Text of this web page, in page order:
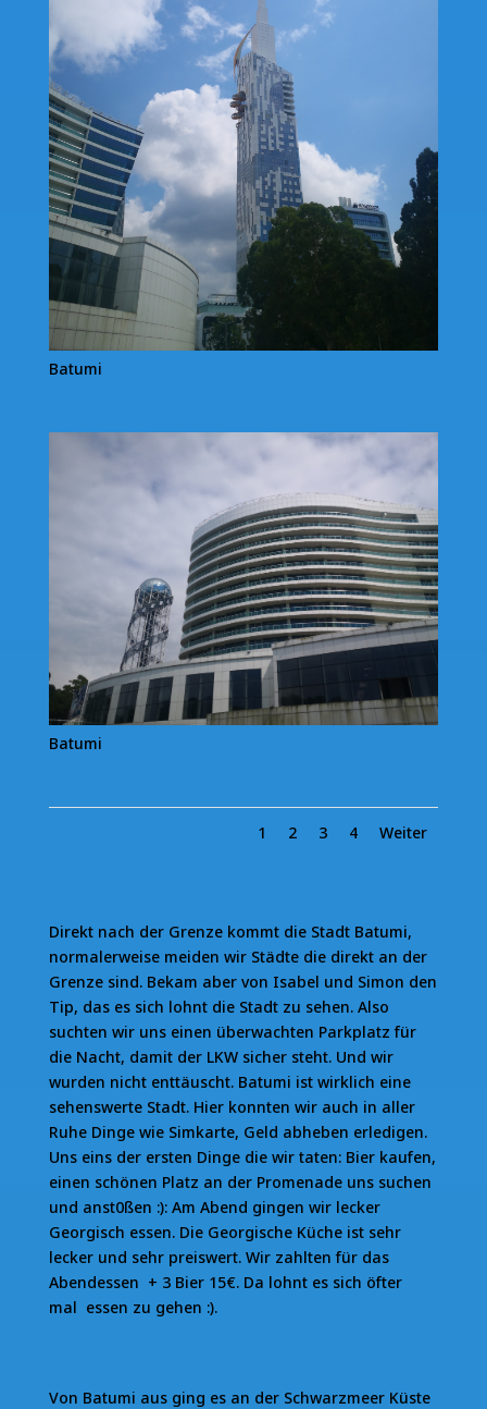
Batumi
Batumi
1 2 3 4 Weiter
Direkt nach der Grenze kommt die Stadt Batumi,
normalerweise meiden wir Städte die direkt an der
Grenze sind. Bekam aber von Isabel und Simon den
Tip, das es sich lohnt die Stadt zu sehen. Also
suchten wir uns einen überwachten Parkplatz für
die Nacht, damit der LKW sicher steht. Und wir
wurden nicht enttäuscht. Batumi ist wirklich eine
sehenswerte Stadt. Hier konnten wir auch in aller
Ruhe Dinge wie Simkarte, Geld abheben erledigen.
Uns eins der ersten Dinge die wir taten: Bier kaufen,
einen schönen Platz an der Promenade uns suchen
und anst0ßen :): Am Abend gingen wir lecker
Georgisch essen. Die Georgische Küche ist sehr
lecker und sehr preiswert. Wir zahlten für das
Abendessen + 3 Bier 15€. Da lohnt es sich öfter
mal essen zu gehen :).
Von Batumi aus ging es an der Schwarzmeer Küste